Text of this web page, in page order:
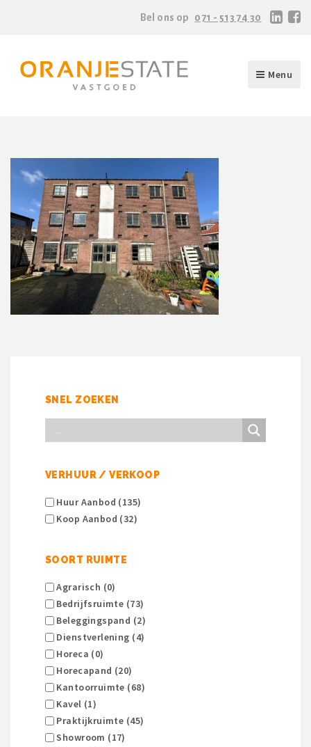
Bel ons op 071 - 513 74 30
Menu
SNEL ZOEKEN
VERHUUR / VERKOOP
Huur Aanbod (135)
Koop Aanbod (32)
SOORT RUIMTE
Agrarisch (0)
Bedrijfsruimte (73)
Beleggingspand (2)
Dienstverlening (4)
Horeca (0)
Horecapand (20)
Kantoorruimte (68)
Kavel (1)
Praktijkruimte (45)
Showroom (17)